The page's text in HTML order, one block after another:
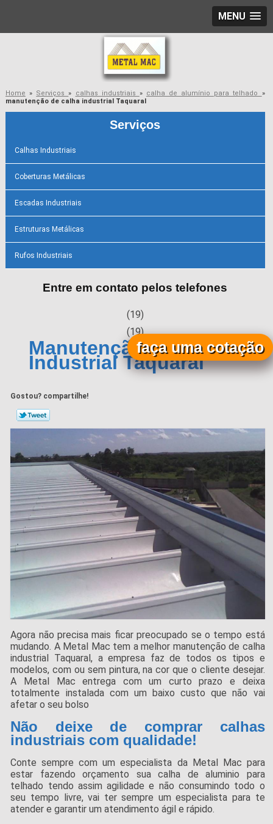
MENU
Home » Serviços» calhas industriais » calha de alumínio para telhado »
manutenção de calha industrial Taquaral
Serviços
Calhas Industriais
Coberturas Metálicas
Escadas Industriais
Estruturas Metálicas
Rufos Industriais
Entre em contato pelos telefones
(19)
(19)
Manutenção de Calha
Industrial Taquaral
Gostou? compartilhe!
Agora não precisa mais ficar preocupado se o tempo está
mudando. A Metal Mac tem a melhor manutenção de calha
industrial Taquaral, a empresa faz de todos os tipos e
modelos, com ou sem pintura, na cor que o cliente desejar.
A Metal Mac entrega com um curto prazo e deixa
totalmente instalada com um baixo custo que não vai
afetar o seu bolso
Não deixe de comprar calhas
industriais com qualidade!
Conte sempre com um especialista da Metal Mac para
estar fazendo orçamento sua calha de aluminio para
telhado tendo assim agilidade e não consumindo todo o
seu tempo livre, vai ter sempre um especialista para te
atender e garantir um atendimento ágil e rápido.
faça uma cotação